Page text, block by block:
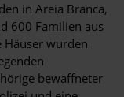
in Areia Branca,
600 Familien aus
Häuser wurden
bewaffneter